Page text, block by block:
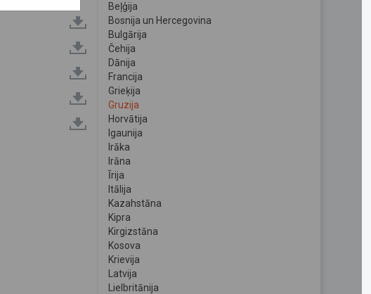
Beļģija
Bosnija un Hercegovina
Bulgārija
Čehija
Dānija
Francija
Grieķija
Gruzija
Horvātija
Igaunija
Irāka
Irāna
Īrija
Itālija
Kazahstāna
Kipra
Kirgizstāna
Kosova
Krievija
Latvija
Lielbritānija